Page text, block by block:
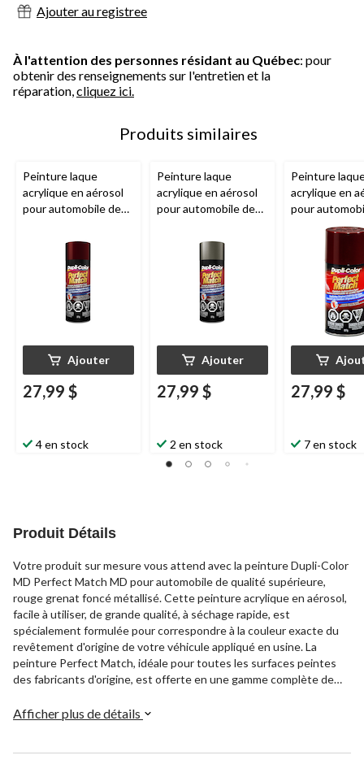
Ajouter au registree
À l'attention des personnes résidant au Québec: pour
obtenir des renseignements sur l'entretien et la
réparation,cliquez ici.
Produits similaires
Peinture laque
acrylique en aérosol
pour automobile de
Dupli-ColorPerfect
Match, rouge grenat
foncé métallisé (76,
WA 9154), 227 g
Ajouter
27,99 $
4 en stock
Peinture laque
acrylique en aérosol
pour automobile de
Dupli-ColorPerfect
Match, brume bronze
foncé métallique (76,
WA 528F), 227 g
Ajouter
27,99 $
2 en stock
Peinture
acrylique en
pour
qualité
Match, perle
grenat foncé,
27,99 $
7 en stock
Produit Détails
Votre produit sur mesure vous attend avec la peinture Dupli-Color
MD Perfect Match MD pour automobile de qualité supérieure,
rouge grenat foncé métallisé. Cette peinture acrylique en aérosol,
facile à utiliser, de grande qualité, à séchage rapide, est
spécialement formulée pour correspondre à la couleur exacte du
revêtement d'origine de votre véhicule appliqué en usine. La
peinture Perfect Match, idéale pour toutes les surfaces peintes
des fabricants d'origine, est offerte en une gamme complète de
anciens de voitures importées et nord-américaines. Cette
Afficher plus de détails